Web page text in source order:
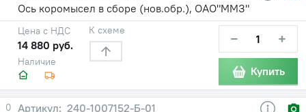
Ось коромысел в сборе (нов.обр.), ОАО"ММЗ"
Наличие
Цена с НДС
14 880 руб.
К схеме − +
Купить
0
240-1007152-Б-01